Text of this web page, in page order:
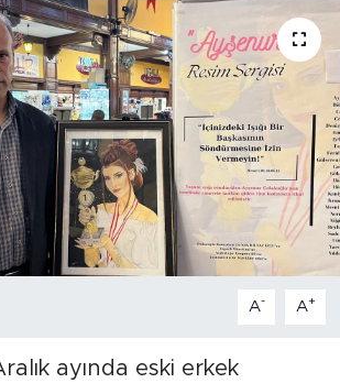
A- A+
ayında eski erkek